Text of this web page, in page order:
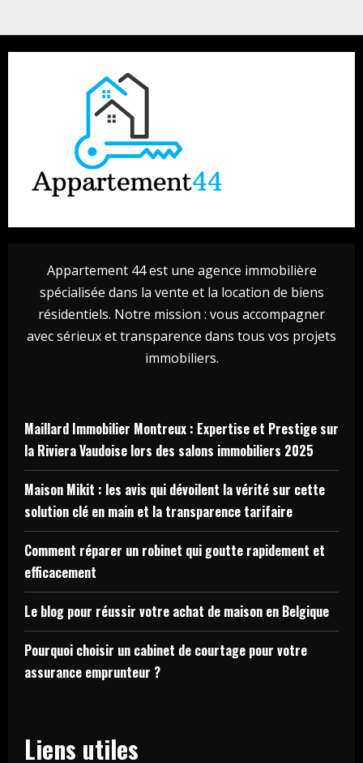
Appartement 44 est une agence immobilière
spécialisée dans la vente et la location de biens
résidentiels. Notre mission : vous accompagner
avec sérieux et transparence dans tous vos projets
immobiliers.
Maillard Immobilier Montreux : Expertise et Prestige sur
la Riviera Vaudoise lors des salons immobiliers 2025
Maison Mikit : les avis qui dévoilent la vérité sur cette
solution clé en main et la transparence tarifaire
Comment réparer un robinet qui goutte rapidement et
efficacement
Le blog pour réussir votre achat de maison en Belgique
Pourquoi choisir un cabinet de courtage pour votre
assurance emprunteur ?
Liens utiles